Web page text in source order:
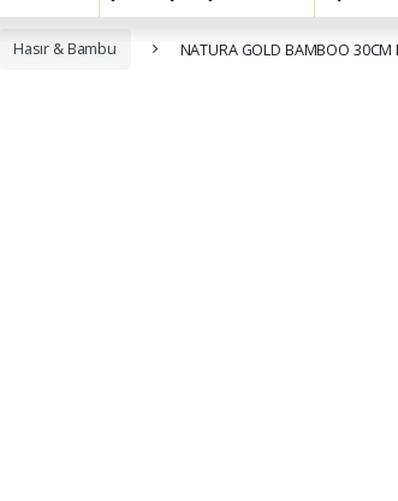
Hasır & Bambu NATURA GOLD BAMBOO 30CM